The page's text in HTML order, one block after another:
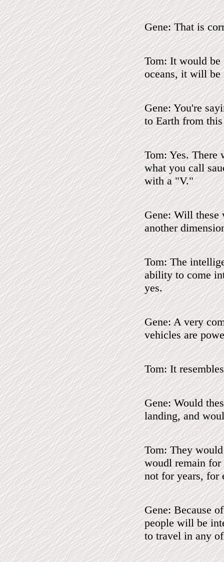
Gene: That is
Tom: It would be
oceans, it will
Gene: You're
to Earth from
Tom: Yes. There
what you call
with a "V."
Gene: Will these
another
Tom: The
ability to come
yes.
Gene: A very
vehicles are
Tom: It
Gene: Would
landing, and
Tom: They
woudl remain
not for years, for
Gene: Because
people will be
to travel in any